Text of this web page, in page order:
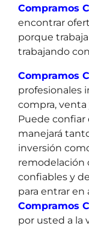
Compramos
encontrar
porque
trabajando
Compramos
profesionales
compra,
Puede confiar
manejará
inversión
remodelación
confiables y
para entrar
Compramos
por usted a la